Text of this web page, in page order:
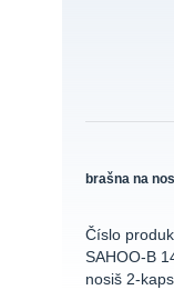
brašna na
Číslo
SAHOO-B
nosiš 2-